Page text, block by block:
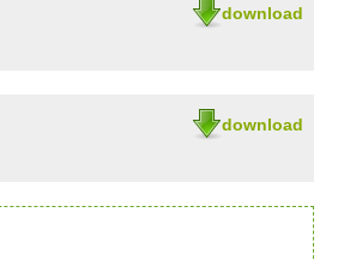
download
download